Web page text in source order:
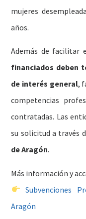
mujeres
años.
Además de facilitar
financiados deben
de interés general,
competencias
contratadas. Las
su solicitud a través
de Aragón.
Más información y
Subvenciones
Aragón